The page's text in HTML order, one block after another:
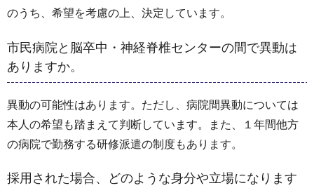
のうち、希望を考慮の上、決定しています。
市民病院と脳卒中・神経脊椎センターの間で異動は
ありますか。
異動の可能性はあります。ただし、病院間異動については
本人の希望も踏まえて判断しています。また、１年間他方
の病院で勤務する研修派遣の制度もあります。
採用された場合、どのような身分や立場になります